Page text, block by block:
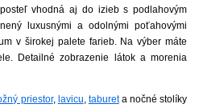
vhodná aj do izieb s podlahovým
luxusnými a odolnými poťahovými
v širokej palete farieb. Na výber máte
Detailné zobrazenie látok a morenia
priestor, lavicu, tabureta nočné stolíky